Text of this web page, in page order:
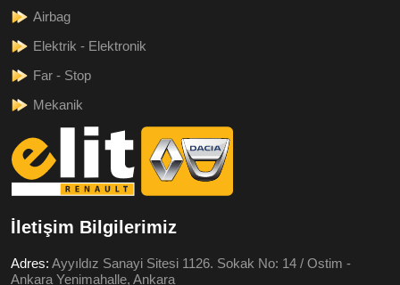
Airbag
Elektrik - Elektronik
Far - Stop
Mekanik
İletişim Bilgilerimiz
Adres: Ayyıldız Sanayi Sitesi 1126. Sokak No: 14 / Ostim -
Ankara Yenimahalle, Ankara